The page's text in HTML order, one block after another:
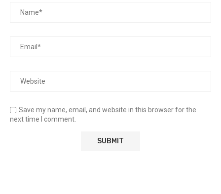
Save my name, email, and website in this browser for the
next time I comment.